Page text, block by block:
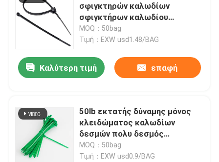
σφιγκτηρών καλωδίων
σφιγκτήρων καλωδίου
πλαστική διευθετήσιμη 6x10.6
MOQ：50bag
Τιμή：EXW usd1.48/BAG
Καλύτερη τιμή επαφή
50lb εκτατής δύναμης μόνος
κλειδώματος καλωδίων
δεσμών πολυ δεσμός
καλωδίων σκοπού νάυλον
MOQ：50bag
Τιμή：EXW usd0.9/BAG